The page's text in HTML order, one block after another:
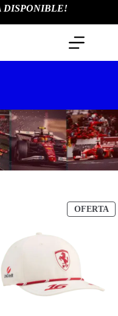
DISPONIBLE!
OFERTA